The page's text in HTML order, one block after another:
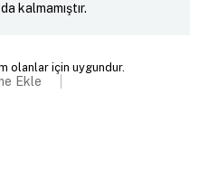
kalmamıştır.
olanlar için uygundur.
Ekle